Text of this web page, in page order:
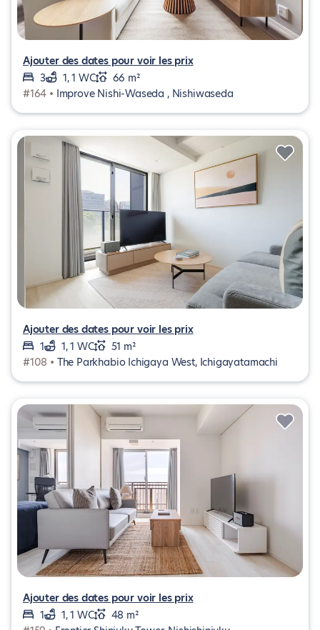
Ajouter des dates pour voir les prix
3
1, 1 WC
66 m²
#164 •
Improve Nishi-Waseda , Nishiwaseda
Ajouter des dates pour voir les prix
1
1, 1 WC
51 m²
#108 • The Parkhabio Ichigaya West, Ichigayatamachi
Ajouter des dates pour voir les prix
1
1, 1 WC
48 m²